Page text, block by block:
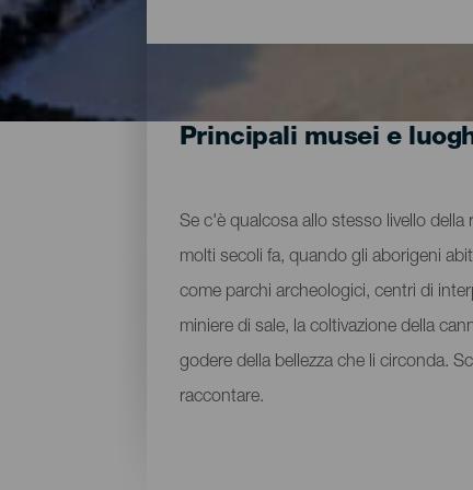
Principali musei e
Se c'è qualcosa allo stesso livello
molti secoli fa, quando gli aborigeni
come parchi archeologici, centri di
miniere di sale, la coltivazione della
godere della bellezza che li circonda.
raccontare.